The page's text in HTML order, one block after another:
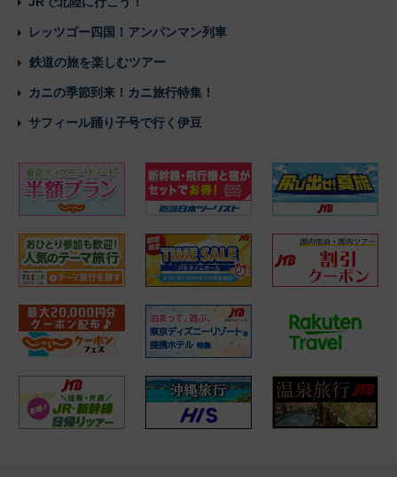
レッツゴー四国！アンパンマン列車
鉄道の旅を楽しむツアー
カニの季節到来！カニ旅行特集！
サフィール踊り子号で行く伊豆